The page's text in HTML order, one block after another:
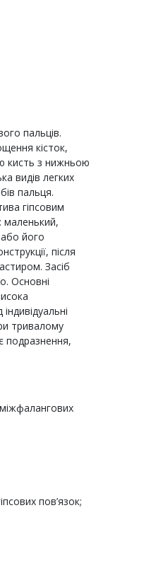
пальців.
кісток,
кисть з нижньою
видів легких
пальця.
гіпсовим
маленький,
його
після
Засіб
Основні
тривалому
подразнення,
пов’язок;